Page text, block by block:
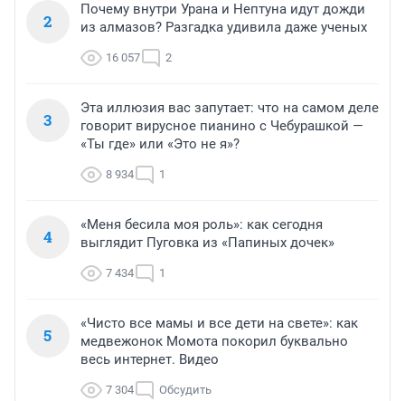
2
Почему внутри Урана и Нептуна идут дожди
из алмазов? Разгадка удивила даже ученых
16 057 2
3
Эта иллюзия вас запутает: что на самом деле
говорит вирусное пианино с Чебурашкой —
«Ты где» или «Это не я»?
8 934 1
4
«Меня бесила моя роль»: как сегодня
выглядит Пуговка из «Папиных дочек»
7 434 1
5
«Чисто все мамы и все дети на свете»: как
медвежонок Момота покорил буквально
весь интернет. Видео
7 304 Обсудить